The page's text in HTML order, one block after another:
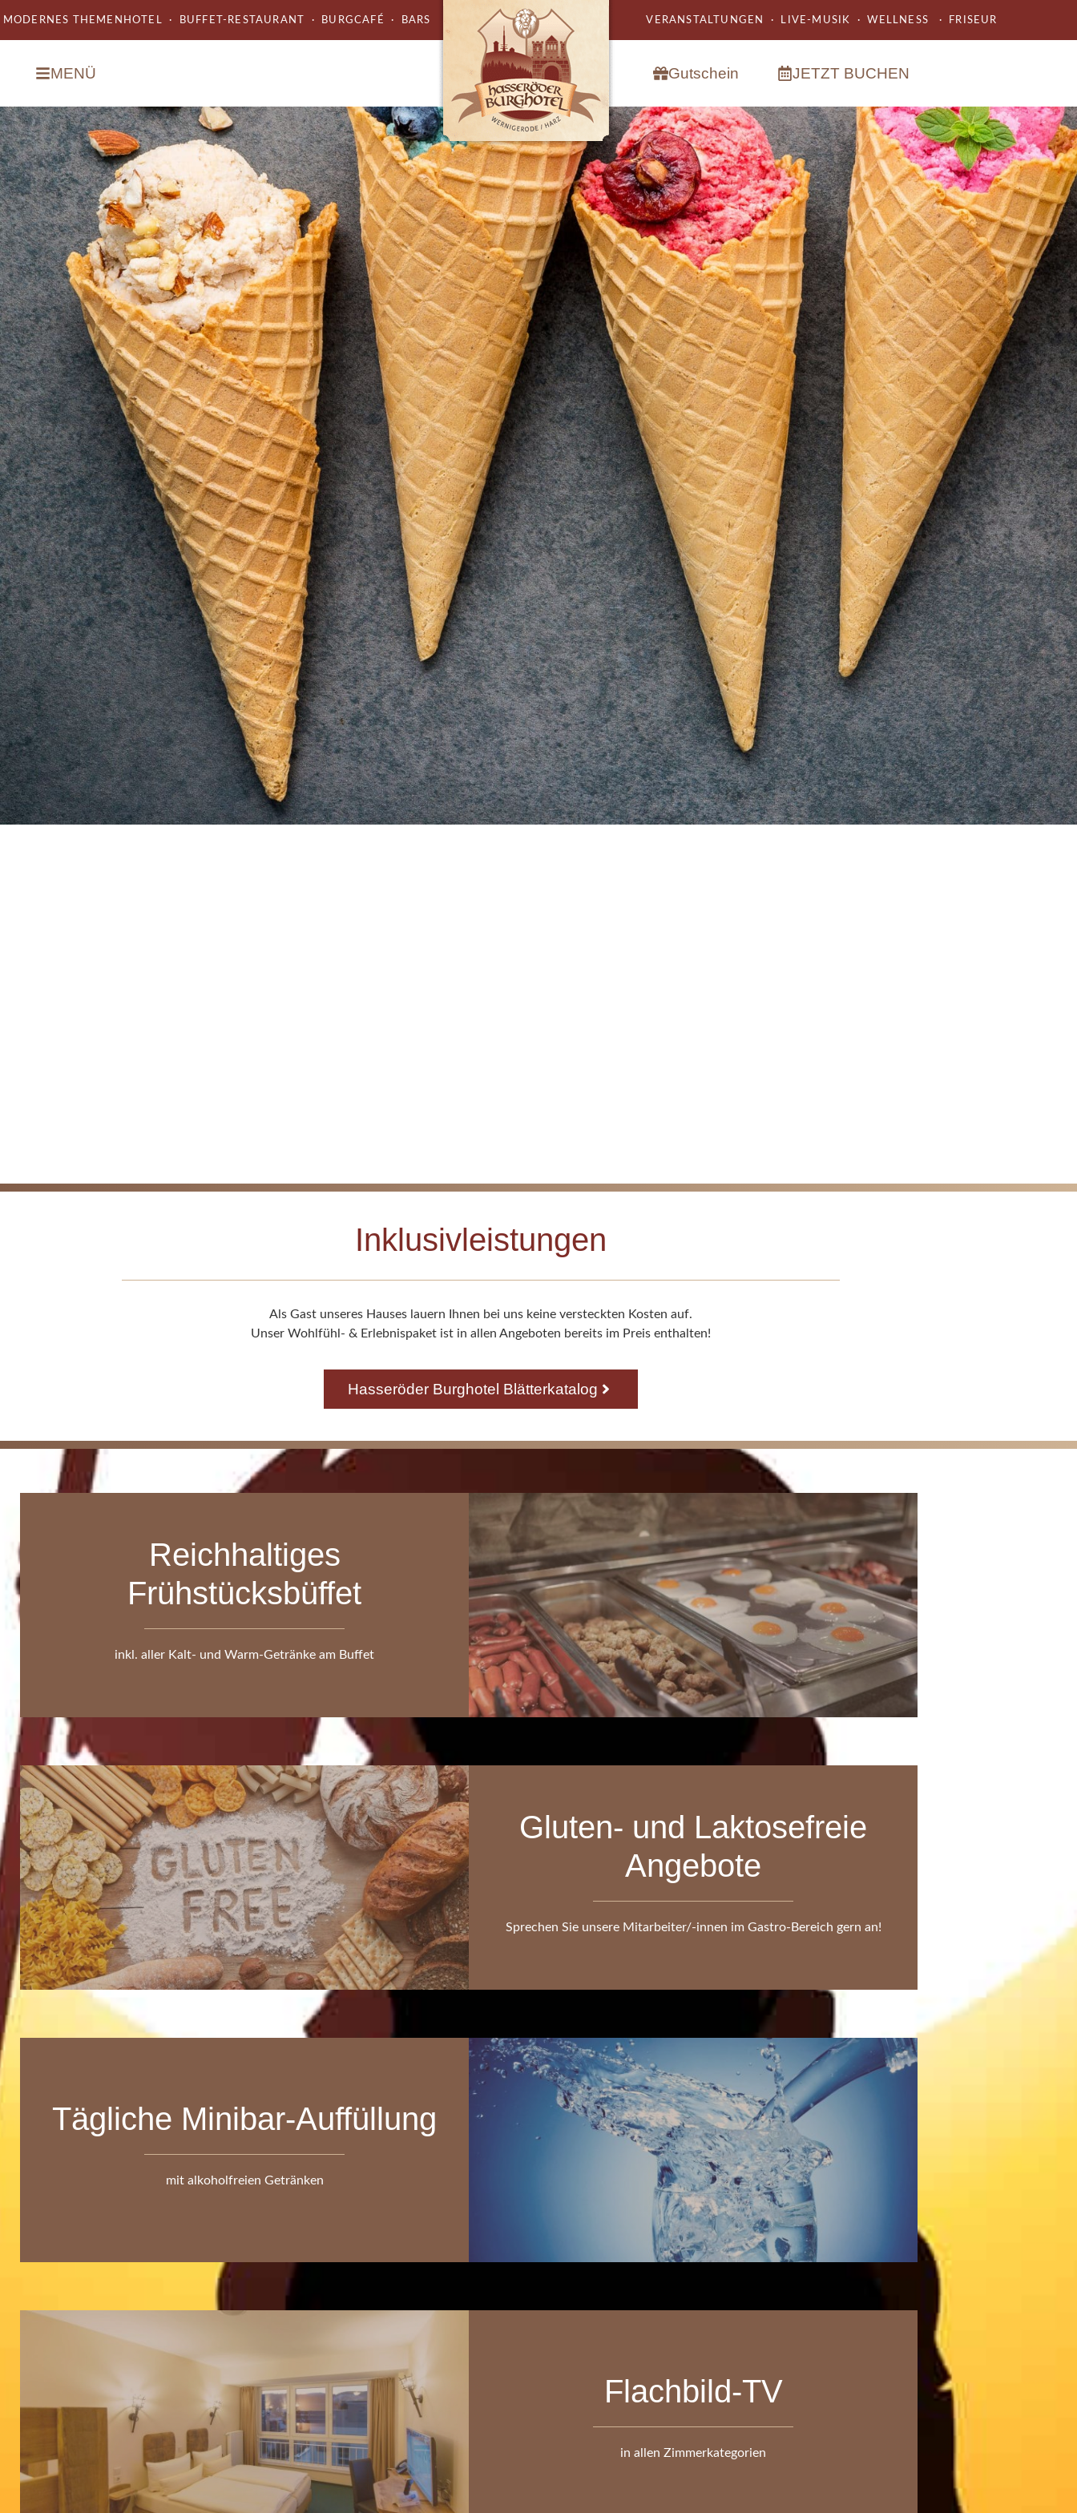
MODERNES THEMENHOTEL · BUFFET-RESTAURANT · BURGCAFÉ · BARS VERANSTALTUNGEN · LIVE-MUSIK · WELLNESS · FRISEUR
MENÜ Gutschein JETZT BUCHEN
Inklusivleistungen
Als Gast unseres Hauses lauern Ihnen bei uns keine versteckten Kosten auf.
Unser Wohlfühl- & Erlebnispaket ist in allen Angeboten bereits im Preis enthalten!
Hasseröder Burghotel Blätterkatalog
Reichhaltiges
Frühstücksbüffet
inkl. aller Kalt- und Warm-Getränke am Buffet
Gluten- und Laktosefreie
Angebote
Sprechen Sie unsere Mitarbeiter/-innen im Gastro-Bereich gern an!
Tägliche Minibar-Auffüllung
mit alkoholfreien Getränken
Flachbild-TV
in allen Zimmerkategorien